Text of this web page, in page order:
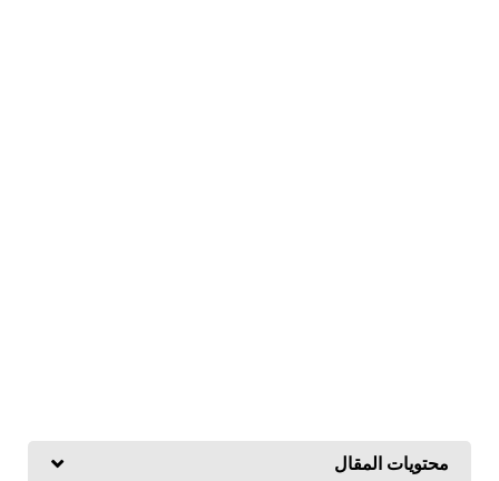
محتويات المقال